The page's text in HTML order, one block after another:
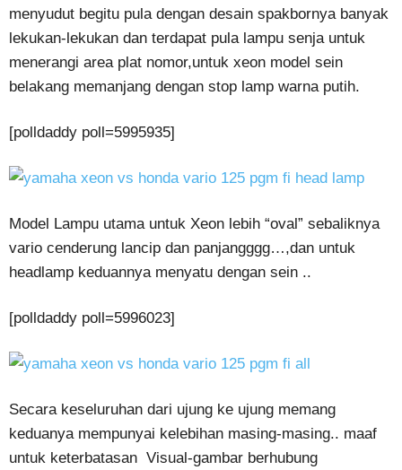
menyudut begitu pula dengan desain spakbornya banyak
lekukan-lekukan dan terdapat pula lampu senja untuk
menerangi area plat nomor,untuk xeon model sein
belakang memanjang dengan stop lamp warna putih.
[polldaddy poll=5995935]
Model Lampu utama untuk Xeon lebih “oval” sebaliknya
vario cenderung lancip dan panjangggg…,dan untuk
headlamp keduannya menyatu dengan sein ..
[polldaddy poll=5996023]
Secara keseluruhan dari ujung ke ujung memang
keduanya mempunyai kelebihan masing-masing.. maaf
untuk keterbatasan Visual-gambar berhubung